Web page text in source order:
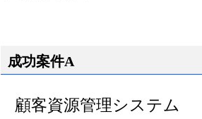
成功案件A
顧客資源管理システム